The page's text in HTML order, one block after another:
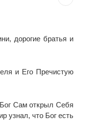
дорогие братья и
и Его Пречистую
Сам открыл Себя
узнал, что Бог есть